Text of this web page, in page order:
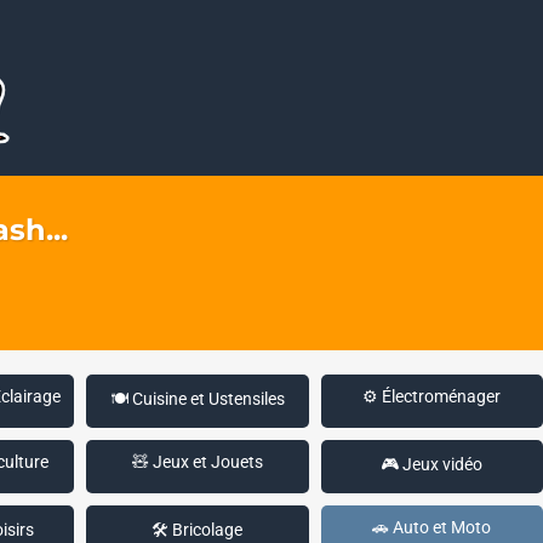
🍽️ Cuisine et Ustensiles ⚙️ Électroménager
🧸 Jeux et Jouets 🎮 Jeux vidéo
🛠️ Bricolage 🚗 Auto et Moto